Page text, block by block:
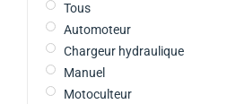
Tous
Automoteur
Chargeur hydraulique
Manuel
Motoculteur